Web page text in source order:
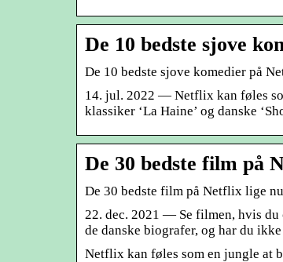
De 10 bedste sjove
De 10 bedste sjove komedier på
14. jul. 2022 — Netflix kan føles
klassiker ‘La Haine’ og danske
De 30 bedste film på
De 30 bedste film på Netflix lige
22. dec. 2021 — Se filmen, hvis du
de danske biografer, og har du
Netflix kan føles som en jungle at